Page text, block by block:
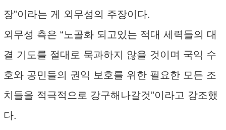
장”이라는 게 외무성의 주장이다.
외무성 측은 “노골화 되고있는 적대 세력들의 대
결 기도를 절대로 묵과하지 않을 것이며 국익 수
호와 공민들의 권익 보호를 위한 필요한 모든 조
치들을 적극적으로 강구해나갈것”이라고 강조했
다.